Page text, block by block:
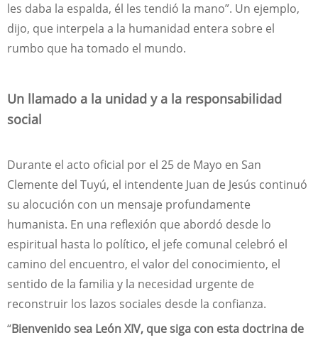
les daba la espalda, él les tendió la mano”. Un ejemplo,
dijo, que interpela a la humanidad entera sobre el
rumbo que ha tomado el mundo.
Un llamado a la unidad y a la responsabilidad
social
Durante el acto oficial por el 25 de Mayo en San
Clemente del Tuyú, el intendente Juan de Jesús continuó
su alocución con un mensaje profundamente
humanista. En una reflexión que abordó desde lo
espiritual hasta lo político, el jefe comunal celebró el
camino del encuentro, el valor del conocimiento, el
sentido de la familia y la necesidad urgente de
reconstruir los lazos sociales desde la confianza.
“Bienvenido sea León XIV, que siga con esta doctrina de